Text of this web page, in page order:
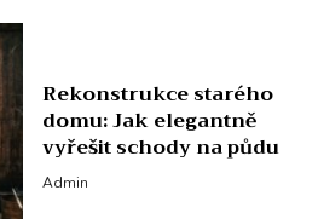
Rekonstrukce starého
domu: Jak elegantně
vyřešit schody na půdu
Admin